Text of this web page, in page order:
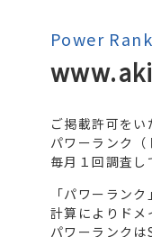
Power
ご掲載許可を
パワーランク（
毎月１回調査し
「パワーラン
計算によりドメ
パワーランクは